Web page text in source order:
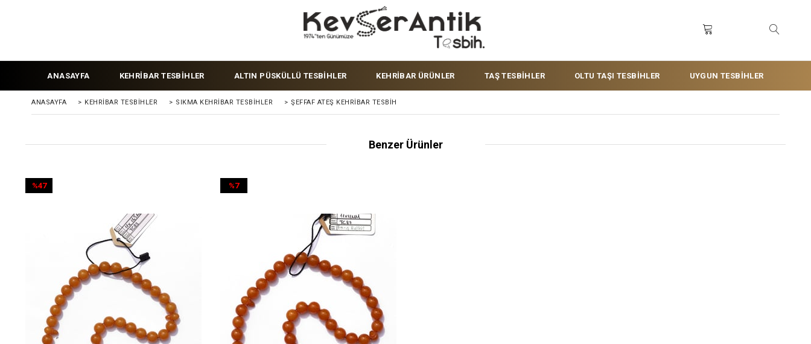
ANASAYFA KEHRİBAR TESBİHLER ALTIN PÜSKÜLLÜ TESBİHLER KEHRİBAR ÜRÜNLER TAŞ TESBİHLER OLTU TAŞI TESBİHLER UYGUN TESBİHLER
ANASAYFA > KEHRIBAR TESBIHLER > SIKMA KEHRİBAR TESBİHLER > ŞEFFAF ATEŞ KEHRIBAR TESBIH
Benzer Ürünler
%47
%7